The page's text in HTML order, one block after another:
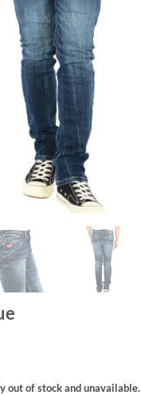
out of stock and unavailable.